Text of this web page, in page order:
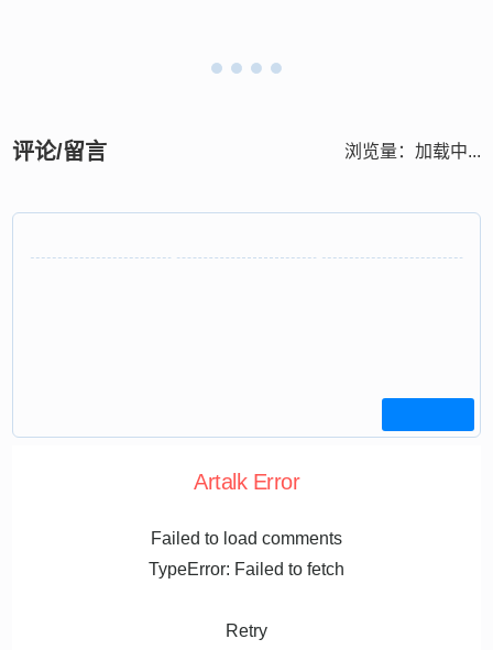
评论/留言 浏览量： 加载中...
Artalk Error
Failed to load comments
TypeError: Failed to fetch
Retry